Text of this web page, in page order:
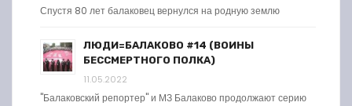
Спустя 80 лет балаковец вернулся на родную землю
ЛЮДИ=БАЛАКОВО #14 (ВОИНЫ
БЕССМЕРТНОГО ПОЛКА)
11.05.2022
"Балаковский репортер" и МЗ Балаково продолжают серию